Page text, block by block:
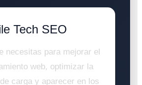
Tech SEO
necesitas para mejorar el
web, optimizar la
carga y aparecer en los